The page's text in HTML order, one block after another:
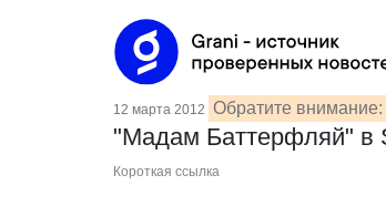
12 марта 2012 Обратите внимание:
"Мадам Баттерфляй" в
Короткая ссылка